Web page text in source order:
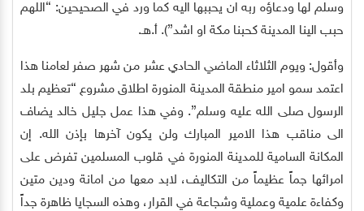
وسلم لها ودعاؤه ربه ان يحببها اليه كما ورد في الصحيحين: “اللهم
حبب الينا المدينة كحبنا مكة او اشد”). أ.هـ.
وأقول: ويوم الثلاثاء الماضي الحادي عشر من شهر صفر لعامنا هذا
اعتمد سمو امير منطقة المدينة المنورة اطلاق مشروع “تعظيم بلد
الرسول صلى الله عليه وسلم”. وفي هذا عمل جليل خالد يضاف
الى مناقب هذا الامير المبارك ولن يكون آخرها بإذن الله. إن
المكانة السامية للمدينة المنورة في قلوب المسلمين تفرض على
امرائها جماً عظيماً من التكاليف، لابد معها من امانة ودين متين
وكفاءة علمية وعملية وشجاعة في القرار، وهذه السجايا ظاهرة جداً